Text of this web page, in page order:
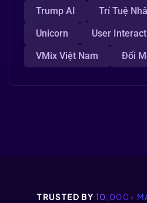
Trump AI
Trí Tuệ
Unicorn
User
VMix Việt Nam
Đổi
TRUSTED BY 10,000+